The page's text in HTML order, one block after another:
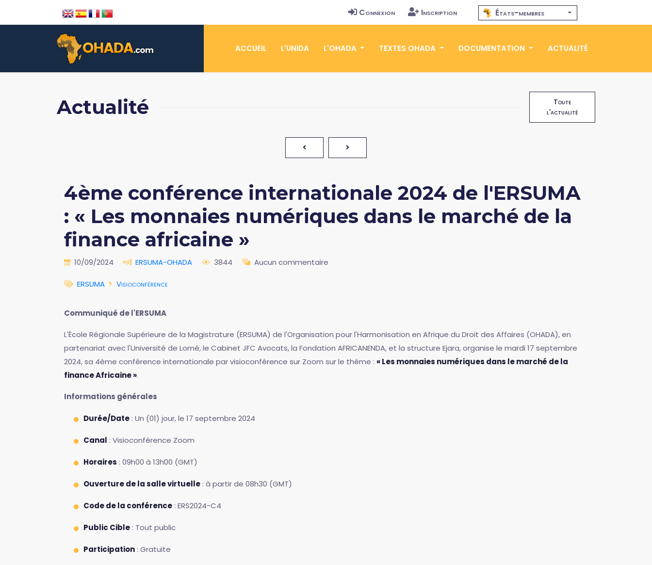
Connexion Inscription États-membres
ACCUEIL L'UNIDA L'OHADA TEXTES OHADA DOCUMENTATION ACTUALITÉ
Actualité
Toute
l'actualité
4ème conférence internationale 2024 de l'ERSUMA
: « Les monnaies numériques dans le marché de la
finance africaine »
10/09/2024 ERSUMA-OHADA 3844 Aucun commentaire
ERSUMA Visioconférence
Communiqué de l'ERSUMA
L'École Régionale Supérieure de la Magistrature (ERSUMA) de l'Organisation pour l'Harmonisation en Afrique du Droit des Affaires (OHADA), en
partenariat avec l'Université de Lomé, le Cabinet JFC Avocats, la Fondation AFRICANENDA, et la structure Ejara, organise le mardi 17 septembre
2024, sa 4ème conférence internationale par visioconférence sur Zoom sur le thème : « Les monnaies numériques dans le marché de la
finance Africaine ».
Informations générales
Durée/Date : Un (01) jour, le 17 septembre 2024
Canal : Visioconférence Zoom
Horaires : 09h00 à 13h00 (GMT)
Ouverture de la salle virtuelle : à partir de 08h30 (GMT)
Code de la conférence : ERS2024-C4
Public Cible : Tout public
Participation : Gratuite